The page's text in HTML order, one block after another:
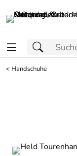
< Handschuhe